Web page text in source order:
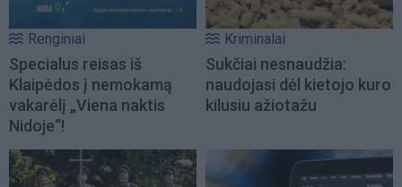
Renginiai
Specialus reisas iš
Klaipėdos į nemokamą
vakarėlį „Viena naktis
Nidoje“!
Kriminalai
Sukčiai nesnaudžia:
naudojasi dėl kietojo kuro
kilusiu ažiotažu